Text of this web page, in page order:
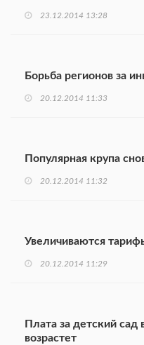
23.12.2014 13:28
Борьба регионов за
20.12.2014 11:33
Популярная крупа
20.12.2014 11:32
Увеличиваются
20.12.2014 11:29
Плата за детский
возрастет